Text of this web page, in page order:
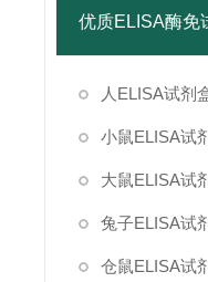
优质ELISA酶免
人ELISA试剂
小鼠ELISA试
大鼠ELISA试
兔子ELISA试
仓鼠ELISA试